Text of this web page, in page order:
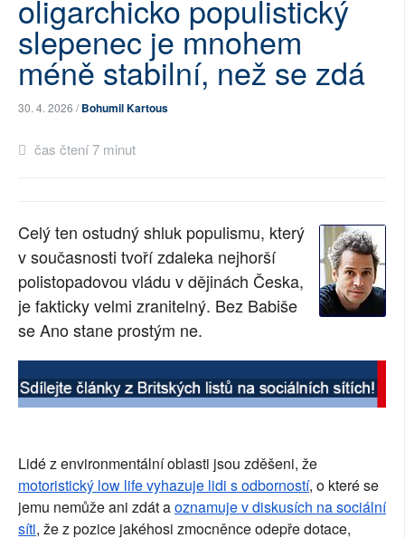
SOCIÁLNÍ SÍTĚ
RUBRIKY
PLNÁ VERZE STRÁNEK
oligarchicko populistický
slepenec je mnohem
méně stabilní, než se zdá
30. 4. 2026 /Bohumil Kartous
čas čtení 7 minut
Celý ten ostudný shluk populismu, který
v současnosti tvoří zdaleka nejhorší
polistopadovou vládu v dějinách Česka,
je fakticky velmi zranitelný. Bez Babiše
se Ano stane prostým ne.
motoristický low life vyhazuje lidi s odborností, o které se
jemu nemůže ani zdát a oznamuje v diskusích na sociální
síti, že z pozice jakéhosi zmocněnce odepře dotace,